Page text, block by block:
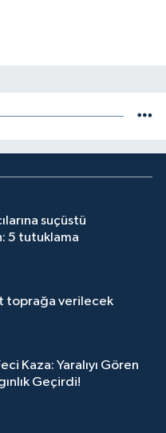
suçüstü
5 tutuklama
toprağa verilecek
Kaza: Yaralıyı Gören
Geçirdi!